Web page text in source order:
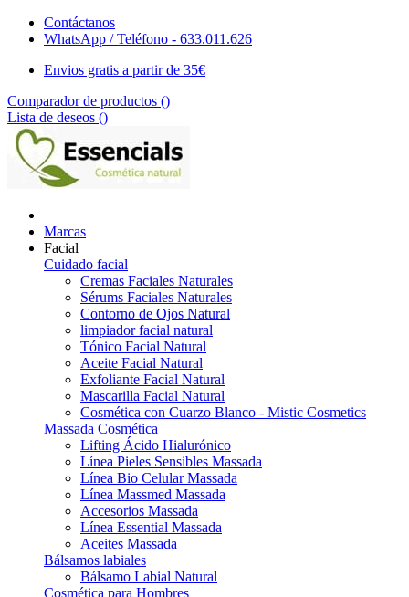
Contáctanos
WhatsApp / Teléfono - 633.011.626
Envios gratis a partir de 35€
Comparador de productos ()
Lista de deseos ()
Marcas
Facial
Cuidado facial
Cremas Faciales Naturales
Sérums Faciales Naturales
Contorno de Ojos Natural
limpiador facial natural
Tónico Facial Natural
Aceite Facial Natural
Exfoliante Facial Natural
Mascarilla Facial Natural
Cosmética con Cuarzo Blanco - Mistic Cosmetics
Massada Cosmética
Lifting Ácido Hialurónico
Línea Pieles Sensibles Massada
Línea Bio Celular Massada
Línea Massmed Massada
Accesorios Massada
Línea Essential Massada
Aceites Massada
Bálsamos labiales
Bálsamo Labial Natural
Cosmética para Hombres